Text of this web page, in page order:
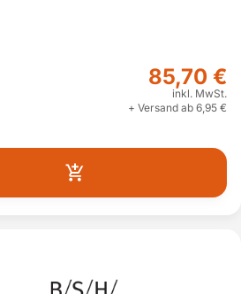
85,70 €
inkl. MwSt.
+ Versand ab 6,95 €